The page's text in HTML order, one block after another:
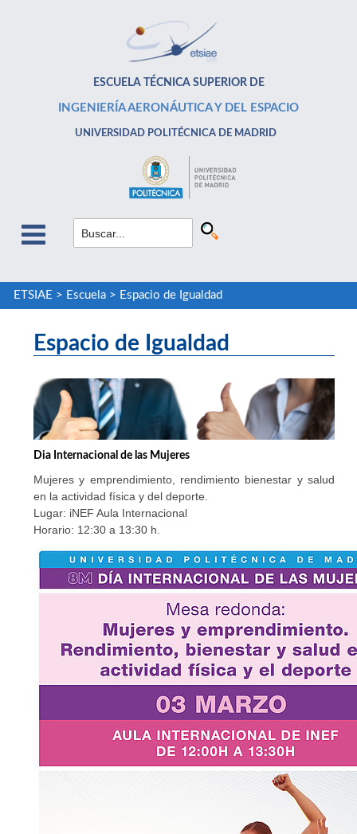
ESCUELA TÉCNICA SUPERIOR DE
INGENIERÍA AERONÁUTICA Y DEL ESPACIO
UNIVERSIDAD POLITÉCNICA DE MADRID
ETSIAE > Escuela> Espacio de Igualdad
Espacio de Igualdad
Dia Internacional de las Mujeres
Mujeres y emprendimiento, rendimiento bienestar y salud
en la actividad física y del deporte.
Lugar: iNEF Aula Internacional
Horario: 12:30 a 13:30 h.